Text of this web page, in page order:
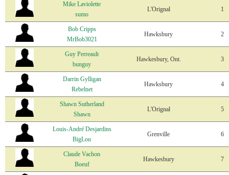
Mike Laviolette
sumo
L'Orignal 1
Bob Cripps
MrBob3021
Hawksbury 2
Guy Perreault
bunguy
Hawkesbury, Ont. 3
Darrin Gylligan
Rebelnet
Hawksbury 4
Shawn Sutherland
Shawn
L'Orignal 5
Louis-André Desjardins
BigLou
Grenville 6
Claude Vachon
Boeuf
Hawkesbury 7